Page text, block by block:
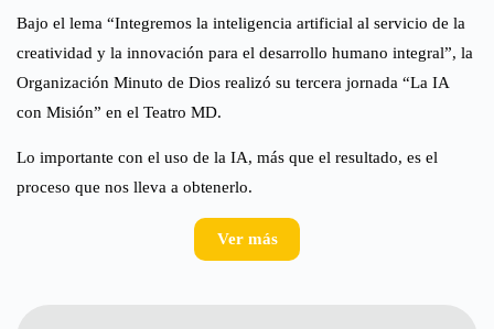
Bajo el lema “Integremos la inteligencia artificial al servicio de la
creatividad y la innovación para el desarrollo humano integral”, la
Organización Minuto de Dios realizó su tercera jornada “La IA
con Misión” en el Teatro MD.
Lo importante con el uso de la IA, más que el resultado, es el
proceso que nos lleva a obtenerlo.
Ver más